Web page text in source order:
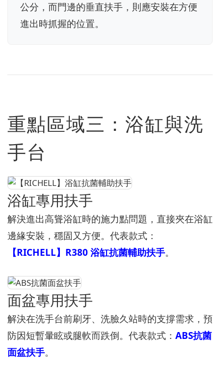
公分，而門邊的垂直扶手，則應安裝在方便
進出時抓握的位置。
重點區域三：浴缸與洗
手台
浴缸專用扶手
解決進出高聳浴缸時的施力點問題，直接夾在浴缸
邊緣安裝，穩固又方便。代表款式：
【RICHELL】R380 浴缸抗菌輔助扶手。
面盆專用扶手
解決在洗手台前刷牙、洗臉久站時的支撐需求，預
防因短暫暈眩或腿軟而跌倒。代表款式： ABS抗菌
面盆扶手。